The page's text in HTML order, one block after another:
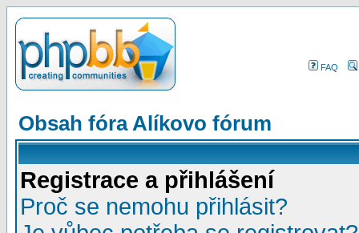
FAQ
Obsah fóra Alíkovo fórum
Registrace a přihlášení
Proč se nemohu přihlásit?